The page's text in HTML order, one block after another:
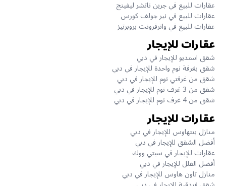
عقارات للبيع في جرين ناتشر ليفينج
عقارات للبيع في نير جولف كورس
عقارات للبيع في واترفرونت بروبرتيز
عقارات للإيجار
شقق استديو للإيجار في دبي
شقق بغرفة نوم واحدة للإيجار في دبي
شقق من غرفتي نوم للإيجار في دبي
شقق من 3 غرف نوم للإيجار في دبي
شقق من 4 غرف نوم للإيجار في دبي
عقارات للإيجار
منازل بنتهاوس للإيجار في دبي
أفضل الشقق للإيجار في دبي
عقارات للإيجار في سيتي ووك
أفضل الفلل للإيجار في دبي
منازل تاون هاوس للإيجار في دبي